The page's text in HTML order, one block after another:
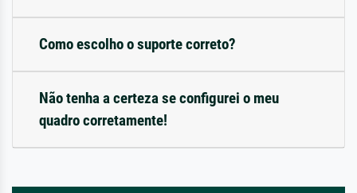
Como escolho o suporte correto?
Não tenha a certeza se configurei o meu
quadro corretamente!